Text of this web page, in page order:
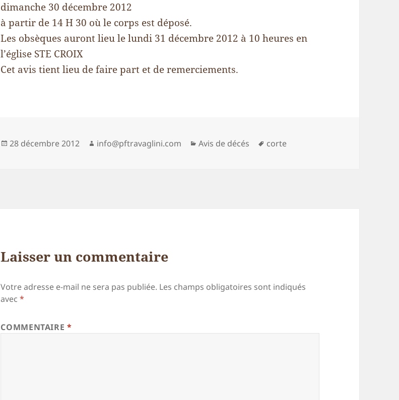
dimanche 30 décembre 2012
à partir de 14 H 30 où le corps est déposé.
Les obsèques auront lieu le lundi 31 décembre 2012 à 10 heures en
l’église STE CROIX
Cet avis tient lieu de faire part et de remerciements.
Publié
28 décembre 2012 Auteur
info@pftravaglini.com Catégories
Avis de décés
Mots-
corte
Laisser un commentaire
Votre adresse e-mail ne sera pas publiée. Les champs obligatoires sont indiqués
avec*
COMMENTAIRE*